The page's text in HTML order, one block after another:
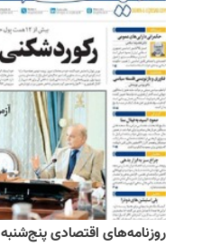
روزنامه‌های اقتصادی پنج‌شنبه ۱۵ مرداد ۱۴۰۵